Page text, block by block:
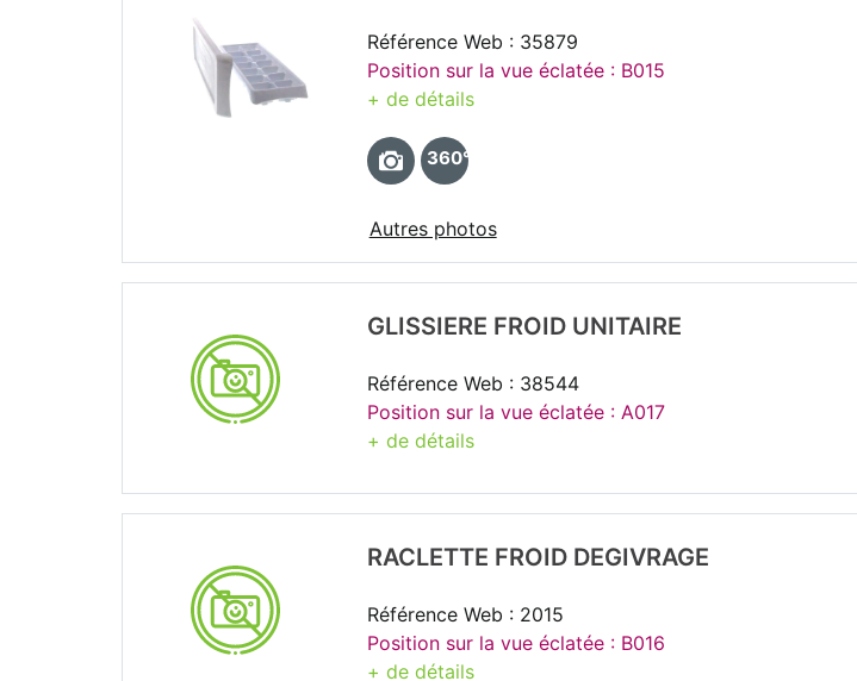
Référence Web : 35879
Position sur la vue éclatée : B015
+ de détails
360°
Autres photos
GLISSIERE FROID UNITAIRE
Référence Web : 38544
Position sur la vue éclatée : A017
+ de détails
RACLETTE FROID DEGIVRAGE
Référence Web : 2015
Position sur la vue éclatée : B016
+ de détails